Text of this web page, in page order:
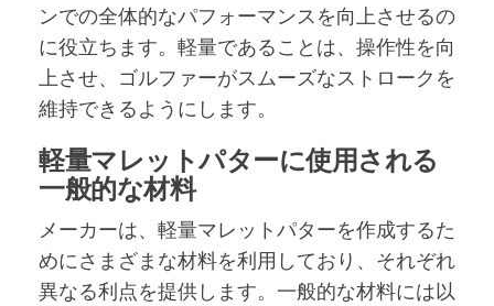
ンでの全体的なパフォーマンスを向上させるの
に役立ちます。軽量であることは、操作性を向
上させ、ゴルファーがスムーズなストロークを
維持できるようにします。
軽量マレットパターに使用される
一般的な材料
メーカーは、軽量マレットパターを作成するた
めにさまざまな材料を利用しており、それぞれ
異なる利点を提供します。一般的な材料には以